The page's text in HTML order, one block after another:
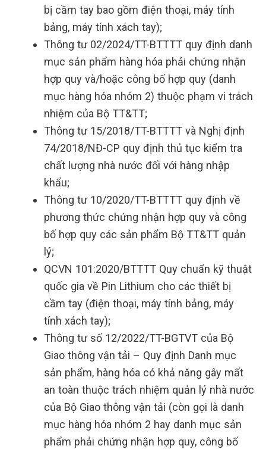
bị cầm tay bao gồm điện thoại, máy tính
bảng, máy tính xách tay);
Thông tư 02/2024/TT-BTTTT quy định danh
mục sản phẩm hàng hóa phải chứng nhận
hợp quy và/hoặc công bố hợp quy (danh
mục hàng hóa nhóm 2) thuộc phạm vi trách
nhiệm của Bộ TT&TT;
Thông tư 15/2018/TT-BTTTT và Nghị định
74/2018/NĐ-CP quy định thủ tục kiểm tra
chất lượng nhà nước đối với hàng nhập
khẩu;
Thông tư 10/2020/TT-BTTTT quy định về
phương thức chứng nhận hợp quy và công
bố hợp quy các sản phẩm Bộ TT&TT quản
lý;
QCVN 101:2020/BTTTT Quy chuẩn kỹ thuật
quốc gia về Pin Lithium cho các thiết bị
cầm tay (điện thoại, máy tính bảng, máy
tính xách tay);
Thông tư số 12/2022/TT-BGTVT của Bộ
Giao thông vận tải – Quy định Danh mục
sản phẩm, hàng hóa có khả năng gây mất
an toàn thuộc trách nhiệm quản lý nhà nước
của Bộ Giao thông vận tải (còn gọi là danh
mục hàng hóa nhóm 2 hay danh mục sản
phẩm phải chứng nhận hợp quy, công bố